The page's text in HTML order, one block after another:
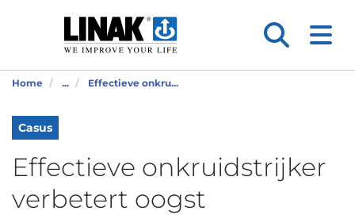
Home ... Effectieve onkru...
Casus
Effectieve onkruidstrijker
verbetert oogst